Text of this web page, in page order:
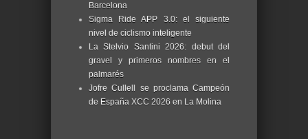
Barcelona
Sigma Ride APP 3.0: el siguiente
nivel de ciclismo inteligente
La Stelvio Santini 2026: debut del
gravel y primeros nombres en el
palmarés
Jofre Cullell se proclama Campeón
de España XCC 2026 en La Molina